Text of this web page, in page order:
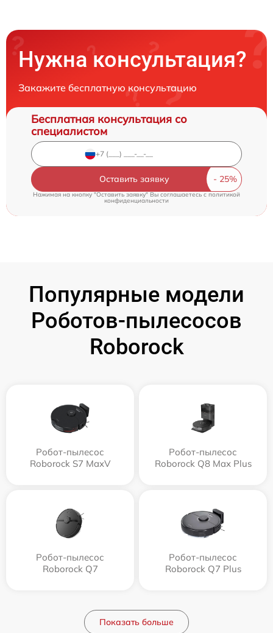
Нужна консультация?
Закажите бесплатную консультацию
Бесплатная консультация со
специалистом
Оставить заявку
Нажимая на кнопку "Оставить заявку" Вы соглашаетесь cполитикой
конфиденциальности
Популярные модели
Роботов-пылесосов
Roborock
Робот-пылесос
Roborock S7 MaxV
Робот-пылесос
Roborock Q8 Max Plus
Робот-пылесос
Roborock Q7
Робот-пылесос
Roborock Q7 Plus
Показать больше